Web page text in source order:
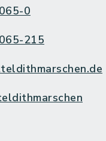
0
215